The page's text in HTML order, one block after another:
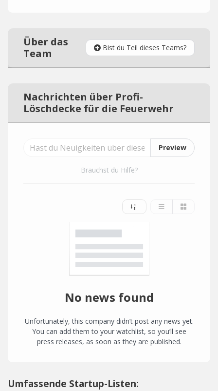
Über das
Team
Bist du Teil dieses Teams?
Nachrichten über Profi-
Löschdecke für die Feuerwehr
Preview
Brauchst du Hilfe?
No news found
Unfortunately, this company didn’t post any news yet.
You can add them to your watchlist, so you’ll see
press releases, as soon as they are published.
Umfassende Startup-Listen: